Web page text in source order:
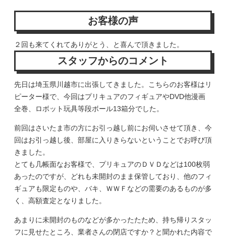
お客様の声
２回も来てくれてありがとう、と喜んで頂きました。
スタッフからのコメント
先日は埼玉県川越市に出張してきました。こちらのお客様はリ
ピーター様で、今回はプリキュアのフィギュアやDVD他漫画
全巻、ロボット玩具等段ボール13箱分でした。
前回はさいたま市の方にお引っ越し前にお伺いさせて頂き、今
回はお引っ越し後、部屋に入りきらないということでお呼び頂
きました。
とても几帳面なお客様で、プリキュアのＤＶＤなどは100枚弱
あったのですが、どれも未開封のまま保管しており、他のフィ
ギュアも限定ものや、バキ、ＷＷＦなどの需要のあるものが多
く、高額査定となりました。
あまりに未開封のものなどが多かったたため、持ち帰りスタッ
フに見せたところ、業者さんの閉店ですか？と聞かれた内容で